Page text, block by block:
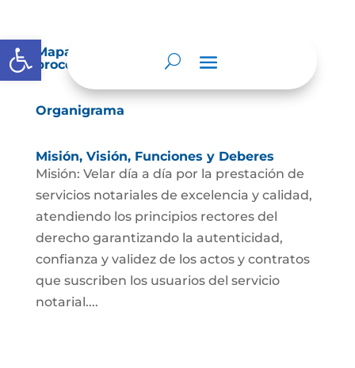
Abrir barra de herramientas
Mapas y cartas descriptivas de los
procesos
Organigrama
Misión, Visión, Funciones y Deberes
Misión: Velar día a día por la prestación de
servicios notariales de excelencia y calidad,
atendiendo los principios rectores del
derecho garantizando la autenticidad,
confianza y validez de los actos y contratos
que suscriben los usuarios del servicio
notarial....